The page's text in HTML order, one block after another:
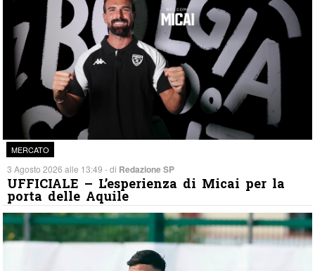
MERCATO
3 Agosto 2026 alle 13:49 - di Redazione SP
UFFICIALE – L’esperienza di Micai per la
porta delle Aquile